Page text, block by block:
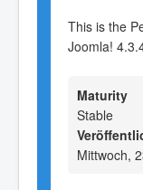
This is the
Joomla!
Maturity
Stable
Mittwoch,